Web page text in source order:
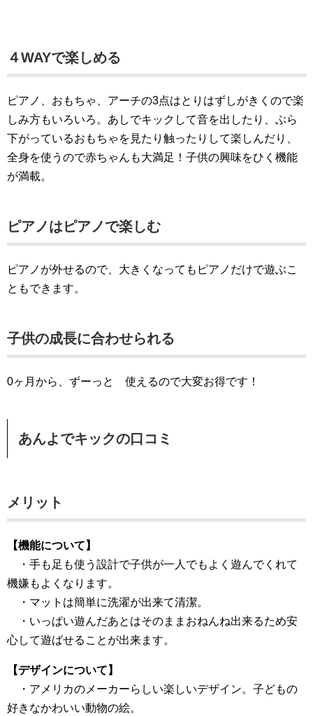
４WAYで楽しめる
ピアノ、おもちゃ、アーチの3点はとりはずしがきくので楽
しみ方もいろいろ。あしでキックして音を出したり、ぶら
下がっているおもちゃを見たり触ったりして楽しんだり、
全身を使うので赤ちゃんも大満足！子供の興味をひく機能
が満載。
ピアノはピアノで楽しむ
ピアノが外せるので、大きくなってもピアノだけで遊ぶこ
ともできます。
子供の成長に合わせられる
0ヶ月から、ずーっと 使えるので大変お得です！
あんよでキックの口コミ
メリット
【機能について】
・手も足も使う設計で子供が一人でもよく遊んでくれて
機嫌もよくなります。
・マットは簡単に洗濯が出来て清潔。
・いっぱい遊んだあとはそのままおねんね出来るため安
心して遊ばせることが出来ます。
【デザインについて】
・アメリカのメーカーらしい楽しいデザイン。子どもの
好きなかわいい動物の絵。